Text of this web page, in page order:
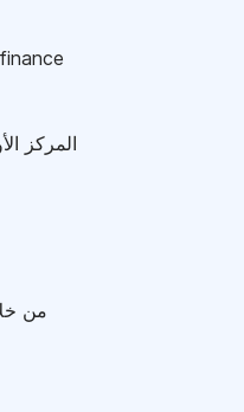
المركز
من